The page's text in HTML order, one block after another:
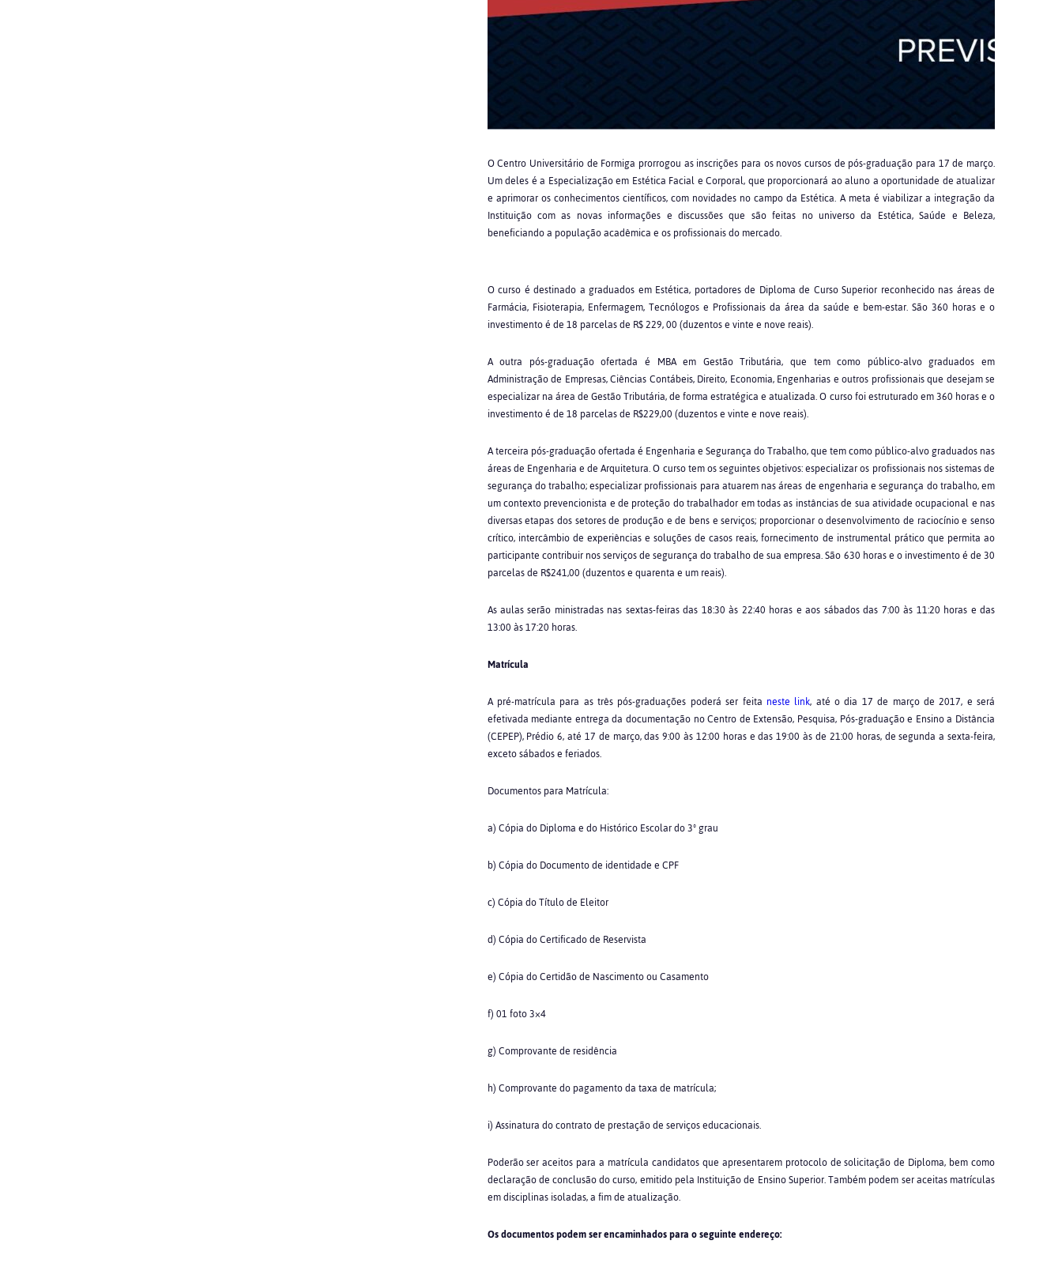
O Centro Universitário de Formiga prorrogou as inscrições para os novos cursos de pós-graduação para 17 de março.
Um deles é a Especialização em Estética Facial e Corporal, que proporcionará ao aluno a oportunidade de atualizar
e aprimorar os conhecimentos científicos, com novidades no campo da Estética. A meta é viabilizar a integração da
Instituição com as novas informações e discussões que são feitas no universo da Estética, Saúde e Beleza,
beneficiando a população acadêmica e os profissionais do mercado.
O curso é destinado a graduados em Estética, portadores de Diploma de Curso Superior reconhecido nas áreas de
Farmácia, Fisioterapia, Enfermagem, Tecnólogos e Profissionais da área da saúde e bem-estar. São 360 horas e o
investimento é de 18 parcelas de R$ 229, 00 (duzentos e vinte e nove reais).
A outra pós-graduação ofertada é MBA em Gestão Tributária, que tem como público-alvo graduados em
Administração de Empresas, Ciências Contábeis, Direito, Economia, Engenharias e outros profissionais que desejam se
especializar na área de Gestão Tributária, de forma estratégica e atualizada. O curso foi estruturado em 360 horas e o
investimento é de 18 parcelas de R$229,00 (duzentos e vinte e nove reais).
A terceira pós-graduação ofertada é Engenharia e Segurança do Trabalho, que tem como público-alvo graduados nas
áreas de Engenharia e de Arquitetura. O curso tem os seguintes objetivos: especializar os profissionais nos sistemas de
segurança do trabalho; especializar profissionais para atuarem nas áreas de engenharia e segurança do trabalho, em
um contexto prevencionista e de proteção do trabalhador em todas as instâncias de sua atividade ocupacional e nas
diversas etapas dos setores de produção e de bens e serviços; proporcionar o desenvolvimento de raciocínio e senso
crítico, intercâmbio de experiências e soluções de casos reais, fornecimento de instrumental prático que permita ao
participante contribuir nos serviços de segurança do trabalho de sua empresa. São 630 horas e o investimento é de 30
parcelas de R$241,00 (duzentos e quarenta e um reais).
As aulas serão ministradas nas sextas-feiras das 18:30 às 22:40 horas e aos sábados das 7:00 às 11:20 horas e das
13:00 às 17:20 horas.
Matrícula
A pré-matrícula para as três pós-graduações poderá ser feita neste link, até o dia 17 de março de 2017, e será
efetivada mediante entrega da documentação no Centro de Extensão, Pesquisa, Pós-graduação e Ensino a Distância
(CEPEP), Prédio 6, até 17 de março, das 9:00 às 12:00 horas e das 19:00 às de 21:00 horas, de segunda a sexta-feira,
exceto sábados e feriados.
Documentos para Matrícula:
a) Cópia do Diploma e do Histórico Escolar do 3º grau
b) Cópia do Documento de identidade e CPF
c) Cópia do Título de Eleitor
d) Cópia do Certificado de Reservista
e) Cópia do Certidão de Nascimento ou Casamento
f) 01 foto 3×4
g) Comprovante de residência
h) Comprovante do pagamento da taxa de matrícula;
i) Assinatura do contrato de prestação de serviços educacionais.
Poderão ser aceitos para a matrícula candidatos que apresentarem protocolo de solicitação de Diploma, bem como
declaração de conclusão do curso, emitido pela Instituição de Ensino Superior. Também podem ser aceitas matrículas
em disciplinas isoladas, a fim de atualização.
Os documentos podem ser encaminhados para o seguinte endereço: